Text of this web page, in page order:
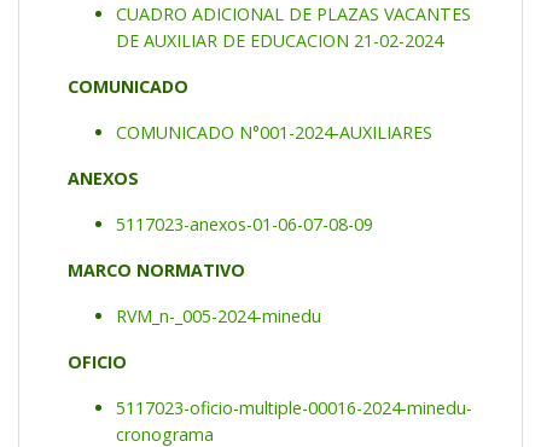
CUADRO ADICIONAL DE PLAZAS VACANTES
DE AUXILIAR DE EDUCACION 21-02-2024
COMUNICADO
COMUNICADO N°001-2024-AUXILIARES
ANEXOS
5117023-anexos-01-06-07-08-09
MARCO NORMATIVO
RVM_n-_005-2024-minedu
OFICIO
5117023-oficio-multiple-00016-2024-minedu-
cronograma